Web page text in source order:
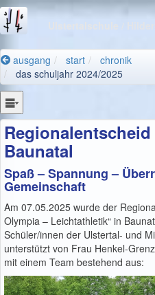
ausgang start
chronik
das schuljahr 2024/2025
Baunatal
Spaß – Spannung –
Gemeinschaft
Am 07.05.2025 wurde der
Olympia – Leichtathletik“ in
Schüler/innen der Ulstertal- und
unterstützt von Frau Henkel-
mit einem Team bestehend aus: